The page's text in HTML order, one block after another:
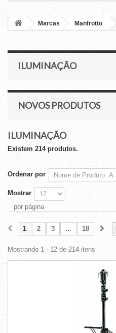
Marcas Manfrotto
ILUMINAÇÃO
NOVOS PRODUTOS
ILUMINAÇÃO
Existem 214 produtos.
Ordenar por
Mostrar
por página
1 2 3 ... 18
Mostrando 1 - 12 de 214 itens